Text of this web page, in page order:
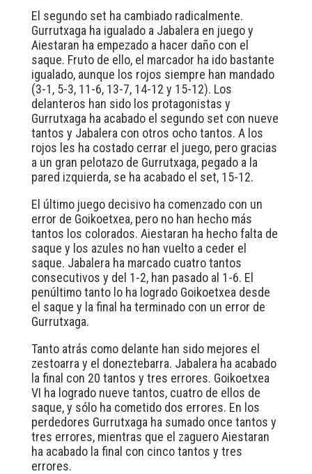
El segundo set ha cambiado radicalmente.
Gurrutxaga ha igualado a Jabalera en juego y
Aiestaran ha empezado a hacer daño con el
saque. Fruto de ello, el marcador ha ido bastante
igualado, aunque los rojos siempre han mandado
(3-1, 5-3, 11-6, 13-7, 14-12 y 15-12). Los
delanteros han sido los protagonistas y
Gurrutxaga ha acabado el segundo set con nueve
tantos y Jabalera con otros ocho tantos. A los
rojos les ha costado cerrar el juego, pero gracias
a un gran pelotazo de Gurrutxaga, pegado a la
pared izquierda, se ha acabado el set, 15-12.
El último juego decisivo ha comenzado con un
error de Goikoetxea, pero no han hecho más
tantos los colorados. Aiestaran ha hecho falta de
saque y los azules no han vuelto a ceder el
saque. Jabalera ha marcado cuatro tantos
consecutivos y del 1-2, han pasado al 1-6. El
penúltimo tanto lo ha logrado Goikoetxea desde
el saque y la final ha terminado con un error de
Gurrutxaga.
Tanto atrás como delante han sido mejores el
zestoarra y el doneztebarra. Jabalera ha acabado
la final con 20 tantos y tres errores. Goikoetxea
VI ha logrado nueve tantos, cuatro de ellos de
saque, y sólo ha cometido dos errores. En los
perdedores Gurrutxaga ha sumado once tantos y
tres errores, mientras que el zaguero Aiestaran
ha acabado la final con cinco tantos y tres
errores.